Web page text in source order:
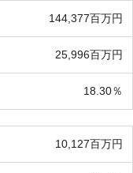
144,377百万円
25,996百万円
18.30％
10,127百万円